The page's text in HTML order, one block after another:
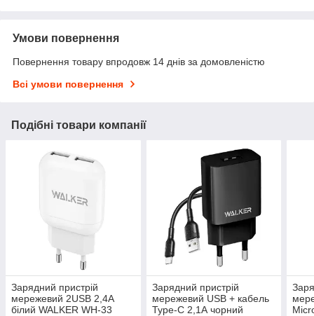
Умови повернення
Повернення товару впродовж 14 днів за домовленістю
Всі умови повернення
Подібні товари компанії
Зарядний пристрій
мережевий 2USB 2,4A
білий WALKER WH-33
Зарядний пристрій
мережевий USB + кабель
Type-C 2,1А чорний